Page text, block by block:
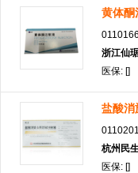
黄体酮
浙江仙
医保: []
盐酸消
杭州民
医保: []